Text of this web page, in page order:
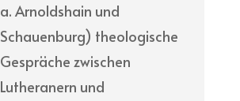
a. Arnoldshain und
Schauenburg) theologische
Gespräche zwischen
Lutheranern und